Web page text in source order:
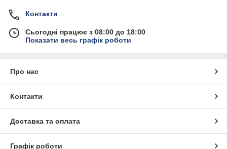
Контакти
Сьогодні працює з 08:00 до 18:00
Показати весь графік роботи
Про нас
Контакти
Доставка та оплата
Графік роботи